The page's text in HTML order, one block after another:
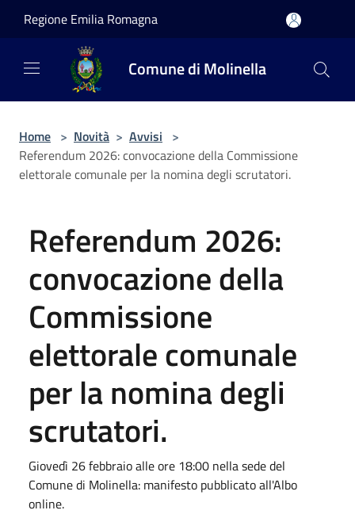
Regione Emilia Romagna
Comune di Molinella
Home > Novità > Avvisi >
Referendum 2026: convocazione della Commissione
elettorale comunale per la nomina degli scrutatori.
Referendum 2026:
convocazione della
Commissione
elettorale comunale
per la nomina degli
scrutatori.
Giovedì 26 febbraio alle ore 18:00 nella sede del
Comune di Molinella: manifesto pubblicato all'Albo
online.